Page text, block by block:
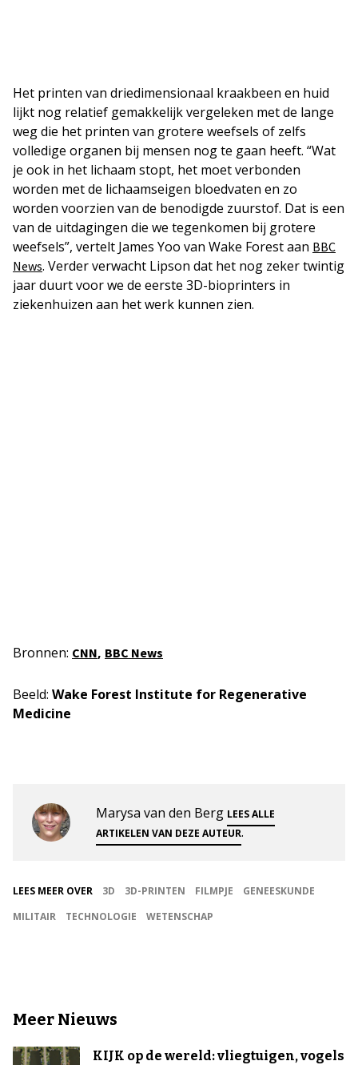
Het printen van driedimensionaal kraakbeen en huid
lijkt nog relatief gemakkelijk vergeleken met de lange
weg die het printen van grotere weefsels of zelfs
volledige organen bij mensen nog te gaan heeft. “Wat
je ook in het lichaam stopt, het moet verbonden
worden met de lichaamseigen bloedvaten en zo
worden voorzien van de benodigde zuurstof. Dat is een
van de uitdagingen die we tegenkomen bij grotere
weefsels”, vertelt James Yoo van Wake Forest aan BBC
News. Verder verwacht Lipson dat het nog zeker twintig
jaar duurt voor we de eerste 3D-bioprinters in
ziekenhuizen aan het werk kunnen zien.
Bronnen: CNN, BBC News
Beeld: Wake Forest Institute for Regenerative
Medicine
Marysa van den Berg LEES ALLE
ARTIKELEN VAN DEZE AUTEUR.
LEES MEER OVER 3D 3D-PRINTEN FILMPJE
GENEESKUNDE
MILITAIR
TECHNOLOGIE WETENSCHAP
Meer Nieuws
KIJK op de wereld: vliegtuigen, vogels